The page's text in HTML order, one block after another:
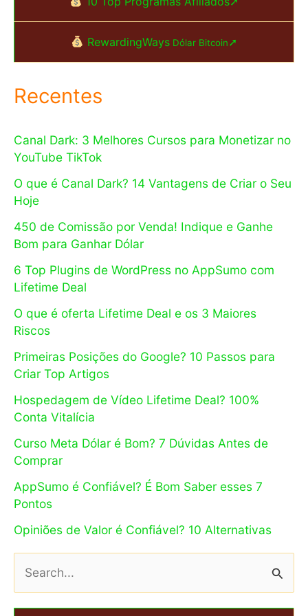
RewardingWays Dólar Bitcoin➚
Recentes
Canal Dark: 3 Melhores Cursos para Monetizar no
YouTube TikTok
O que é Canal Dark? 14 Vantagens de Criar o Seu
Hoje
450 de Comissão por Venda! Indique e Ganhe
Bom para Ganhar Dólar
6 Top Plugins de WordPress no AppSumo com
Lifetime Deal
O que é oferta Lifetime Deal e os 3 Maiores
Riscos
Primeiras Posições do Google? 10 Passos para
Criar Top Artigos
Hospedagem de Vídeo Lifetime Deal? 100%
Conta Vitalícia
Curso Meta Dólar é Bom? 7 Dúvidas Antes de
Comprar
AppSumo é Confiável? É Bom Saber esses 7
Pontos
Opiniões de Valor é Confiável? 10 Alternativas
s